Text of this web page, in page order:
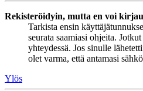
Rekisteröidyin, mutta en voi
Tarkista ensin
seurata saamiasi ohjeita.
yhteydessä. Jos sinulle
olet varma, että antamasi
Ylös